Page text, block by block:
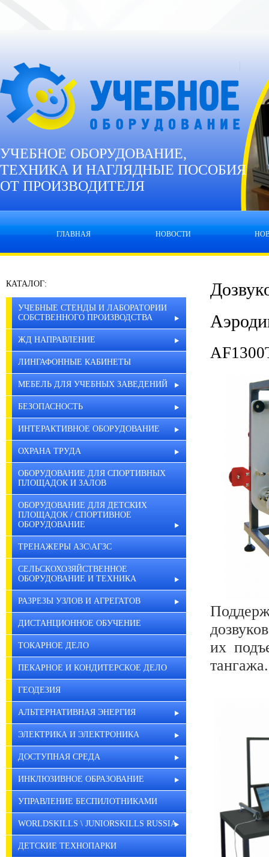
УЧЕБНОЕ ОБОРУДОВАНИЕ,
ТЕХНИКА И НАГЛЯДНЫЕ ПОСОБИЯ
ОТ ПРОИЗВОДИТЕЛЯ
ГЛАВНАЯ НОВОСТИ
КАТАЛОГ:
УЧЕБНЫЕ СТЕНДЫ И ЛАБОРАТОРИИ
СОБСТВЕННОГО ПРОИЗВОДСТВА
ЖД НАПРАВЛЕНИЕ
ЛИНГАФОННЫЕ КАБИНЕТЫ
МЕБЕЛЬ ДЛЯ УЧЕБНЫХ ЗАВЕДЕНИЙ
БЕЗОПАСНОСТЬ
ИНТЕРАКТИВНОЕ ОБОРУДОВАНИЕ
ОХРАНА ТРУДА
ОБОРУДОВАНИЕ ДЛЯ СПОРТИВНЫХ
ПЛОЩАДОК И ЗАЛОВ
ОБОРУДОВАНИЕ ДЛЯ ДЕТСКИХ
ПЛОЩАДОК / СПОРТИВНОЕ
ОБОРУДОВАНИЕ
ТРЕНАЖЕРЫ АЗС\АГЗС
СЕЛЬСКОХОЗЯЙСТВЕННОЕ
ОБОРУДОВАНИЕ И ТЕХНИКА
РАЗРЕЗЫ УЗЛОВ И АГРЕГАТОВ
ДИСТАНЦИОННОЕ ОБУЧЕНИЕ
ТОКАРНОЕ ДЕЛО
ПЕКАРНОЕ И КОНДИТЕРСКОЕ ДЕЛО
ГЕОДЕЗИЯ
АЛЬТЕРНАТИВНАЯ ЭНЕРГИЯ
ЭЛЕКТРИКА И ЭЛЕКТРОНИКА
ДОСТУПНАЯ СРЕДА
ИНКЛЮЗИВНОЕ ОБРАЗОВАНИЕ
УПРАВЛЕНИЕ БЕСПИЛОТНИКАМИ
WORLDSKILLS \ JUNIORSKILLS RUSSIA
ДЕТСКИЕ ТЕХНОПАРКИ
их
тангажа.